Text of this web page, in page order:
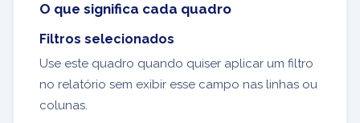
O que significa cada quadro
Filtros selecionados
Use este quadro quando quiser aplicar um filtro
no relatório sem exibir esse campo nas linhas ou
colunas.